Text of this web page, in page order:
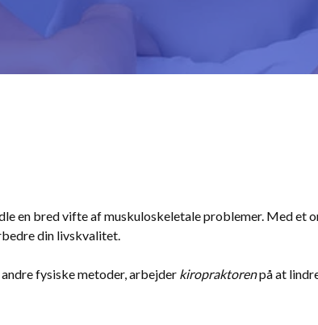
en bred vifte af muskuloskeletale problemer. Med et
din livskvalitet.
fysiske metoder, arbejder kiropraktorenpå at